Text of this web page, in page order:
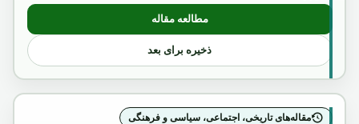
مطالعه مقاله: نگاهی گذرا برظهور و سقوط اولین نظام جمهوری در
ذخیره برای بعد
مقاله‌های تاریخی، اجتماعی، سیاسی و فرهنگی